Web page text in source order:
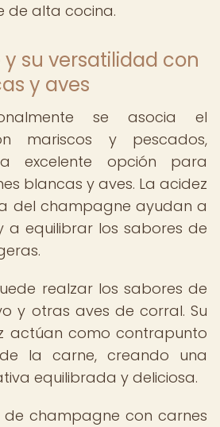
de alta cocina.
su versatilidad con
y aves
se asocia el
mariscos y pescados,
excelente opción para
blancas y aves. La acidez
del champagne ayudan a
equilibrar los sabores de
realzar los sabores de
y otras aves de corral. Su
actúan como contrapunto
la carne, creando una
equilibrada y deliciosa.
champagne con carnes